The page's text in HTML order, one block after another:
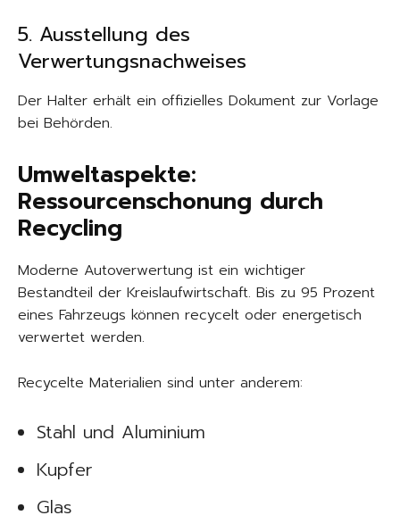
5. Ausstellung des
Verwertungsnachweises
Der Halter erhält ein offizielles Dokument zur Vorlage
bei Behörden.
Umweltaspekte:
Ressourcenschonung durch
Recycling
Moderne Autoverwertung ist ein wichtiger
Bestandteil der Kreislaufwirtschaft. Bis zu 95 Prozent
eines Fahrzeugs können recycelt oder energetisch
verwertet werden.
Recycelte Materialien sind unter anderem:
Stahl und Aluminium
Kupfer
Glas